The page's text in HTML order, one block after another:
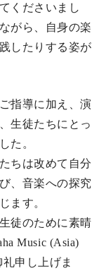
くださいまし
がら、自身の楽
したりする姿が
指導に加え、演
生徒たちにとっ
た。
ちは改めて自分
、音楽への探究
ます。
徒のために素晴
Music (Asia)
申し上げま